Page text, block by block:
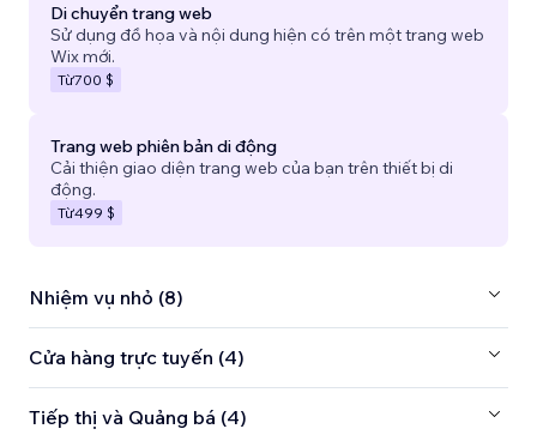
Di chuyển trang web
Sử dụng đồ họa và nội dung hiện có trên một trang web
Wix mới.
Từ700 $
Trang web phiên bản di động
Cải thiện giao diện trang web của bạn trên thiết bị di
động.
Từ499 $
Nhiệm vụ nhỏ (8)
Cửa hàng trực tuyến (4)
Tiếp thị và Quảng bá (4)